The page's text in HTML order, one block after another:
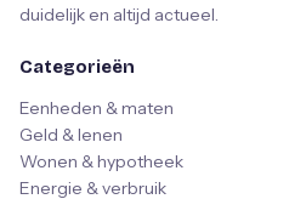
duidelijk en altijd actueel.
Categorieën
Eenheden & maten
Geld & lenen
Wonen & hypotheek
Energie & verbruik